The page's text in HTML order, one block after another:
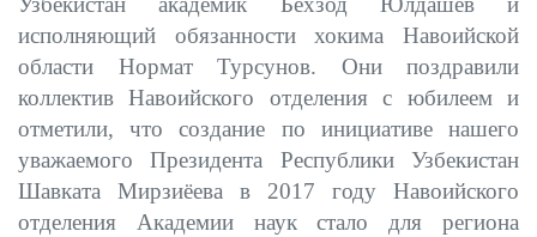
исполняющий обязанности хокима Навоийской
области Нормат Турсунов. Они поздравили
коллектив Навоийского отделения с юбилеем и
отметили, чтосоздание по инициативе нашего
уважаемого Президента Республики Узбекистан
Шавката Мирзиёева в 2017 году Навоийского
отделения Академии наук стало для региона